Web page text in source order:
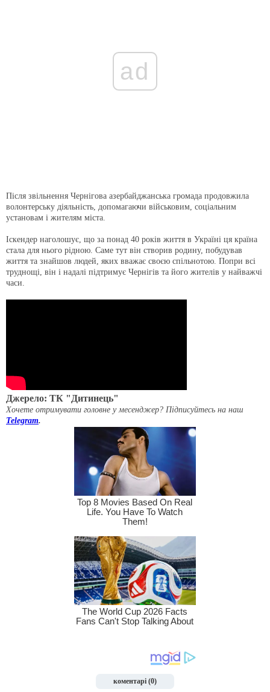
ad
Після звільнення Чернігова азербайджанська громада продовжила
волонтерську діяльність, допомагаючи військовим, соціальним
установам і жителям міста.
Іскендер наголошує, що за понад 40 років життя в Україні ця країна
стала для нього рідною. Саме тут він створив родину, побудував
життя та знайшов людей, яких вважає своєю спільнотою. Попри всі
труднощі, він і надалі підтримує Чернігів та його жителів у найважчі
часи.
Джерело: ТК "Дитинець"
Хочете отримувати головне у месенджер? Підписуйтесь на наш
Telegram.
коментарі (0)